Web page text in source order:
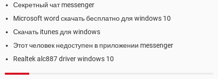
Секретный чат messenger
Microsoft word скачать бесплатно для windows 10
Скачать itunes для windows
Этот человек недоступен в приложении messenger
Realtek alc887 driver windows 10